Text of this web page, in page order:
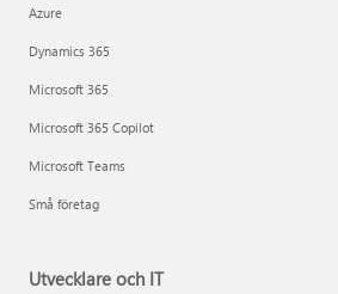
Azure
Dynamics 365
Microsoft 365
Microsoft 365 Copilot
Microsoft Teams
Små företag
Utvecklare och IT